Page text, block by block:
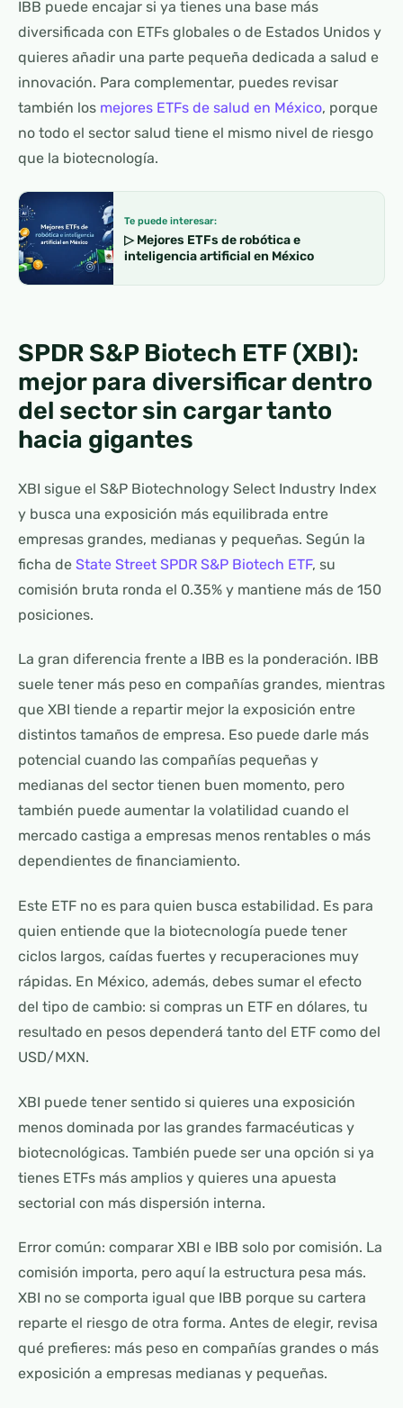
IBB puede encajar si ya tienes una base más
diversificada con ETFs globales o de Estados Unidos y
quieres añadir una parte pequeña dedicada a salud e
innovación. Para complementar, puedes revisar
también los mejores ETFs de salud en México, porque
no todo el sector salud tiene el mismo nivel de riesgo
que la biotecnología.
Te puede interesar:
▷ Mejores ETFs de robótica e
inteligencia artificial en México
SPDR S&P Biotech ETF (XBI):
mejor para diversificar dentro
del sector sin cargar tanto
hacia gigantes
XBI sigue el S&P Biotechnology Select Industry Index
y busca una exposición más equilibrada entre
empresas grandes, medianas y pequeñas. Según la
ficha de State Street SPDR S&P Biotech ETF, su
comisión bruta ronda el 0.35% y mantiene más de 150
posiciones.
La gran diferencia frente a IBB es la ponderación. IBB
suele tener más peso en compañías grandes, mientras
que XBI tiende a repartir mejor la exposición entre
distintos tamaños de empresa. Eso puede darle más
potencial cuando las compañías pequeñas y
medianas del sector tienen buen momento, pero
también puede aumentar la volatilidad cuando el
mercado castiga a empresas menos rentables o más
dependientes de financiamiento.
Este ETF no es para quien busca estabilidad. Es para
quien entiende que la biotecnología puede tener
ciclos largos, caídas fuertes y recuperaciones muy
rápidas. En México, además, debes sumar el efecto
del tipo de cambio: si compras un ETF en dólares, tu
resultado en pesos dependerá tanto del ETF como del
USD/MXN.
XBI puede tener sentido si quieres una exposición
menos dominada por las grandes farmacéuticas y
biotecnológicas. También puede ser una opción si ya
tienes ETFs más amplios y quieres una apuesta
sectorial con más dispersión interna.
Error común: comparar XBI e IBB solo por comisión. La
comisión importa, pero aquí la estructura pesa más.
XBI no se comporta igual que IBB porque su cartera
reparte el riesgo de otra forma. Antes de elegir, revisa
qué prefieres: más peso en compañías grandes o más
exposición a empresas medianas y pequeñas.